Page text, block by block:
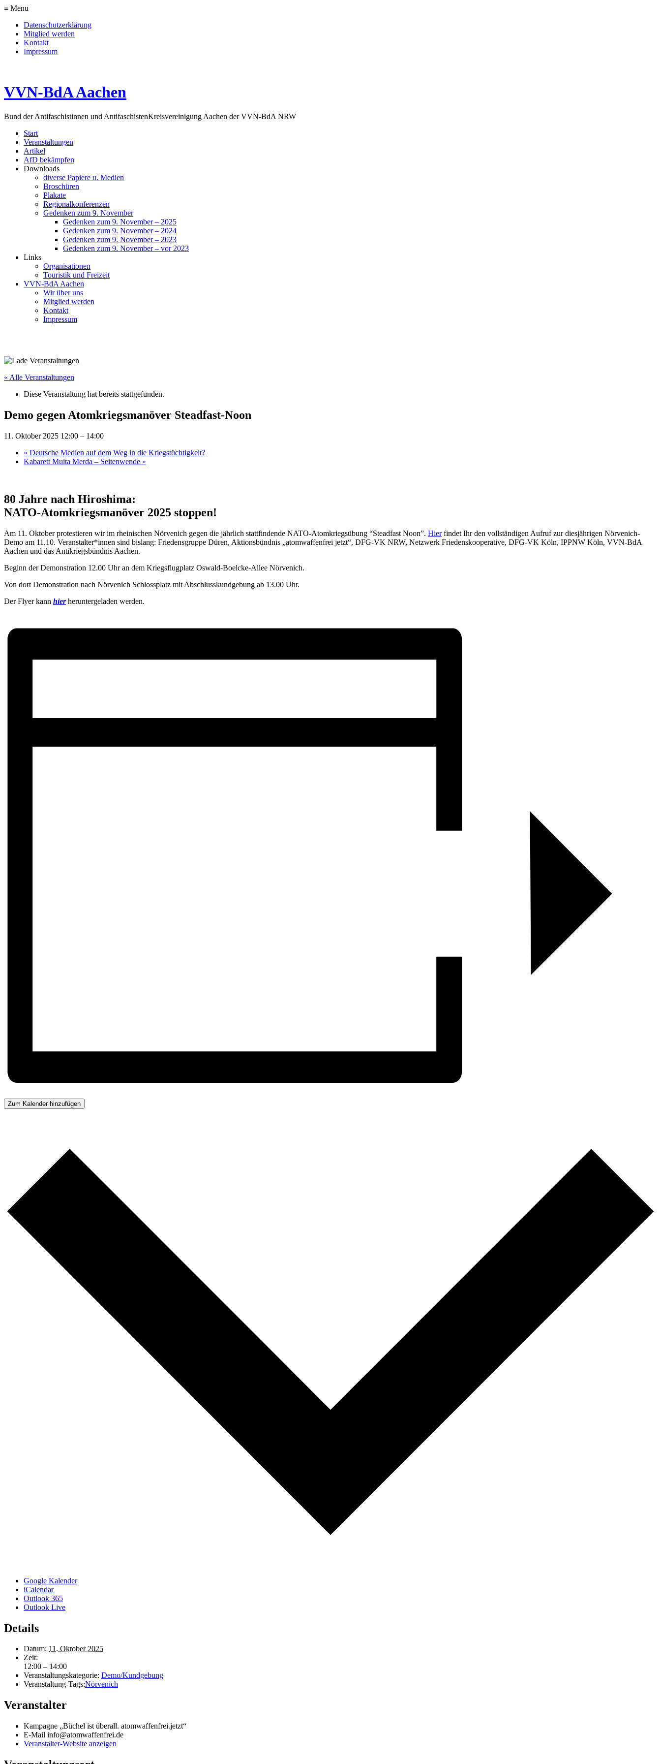
≡ Menu
Datenschutzerklärung
Mitglied werden
Kontakt
Impressum
VVN-BdA Aachen
Bund der Antifaschistinnen und AntifaschistenKreisvereinigung Aachen der VVN-BdA NRW
Start
Veranstaltungen
Artikel
AfD bekämpfen
Downloads
diverse Papiere u. Medien
Broschüren
Plakate
Regionalkonferenzen
Gedenken zum 9. November
Gedenken zum 9. November – 2025
Gedenken zum 9. November – 2024
Gedenken zum 9. November – 2023
Gedenken zum 9. November – vor 2023
Links
Organisationen
Touristik und Freizeit
VVN-BdA Aachen
Wir über uns
Mitglied werden
Kontakt
Impressum
« Alle Veranstaltungen
Diese Veranstaltung hat bereits stattgefunden.
Demo gegen Atomkriegsmanöver Steadfast-Noon
11. Oktober 2025 12:00 – 14:00
« Deutsche Medien auf dem Weg in die Kriegstüchtigkeit?
Kabarett Muita Merda – Seitenwende »
80 Jahre nach Hiroshima:
NATO-Atomkriegsmanöver 2025 stoppen!
Am 11. Oktober protestieren wir im rheinischen Nörvenich gegen die jährlich stattfindende NATO-Atomkriegsübung “Steadfast Noon”. Hierfindet Ihr den vollständigen Aufruf zur diesjährigen Nörvenich-
Demo am 11.10. Veranstalter*innen sind bislang: Friedensgruppe Düren, Aktionsbündnis „atomwaffenfrei jetzt“, DFG-VK NRW, Netzwerk Friedenskooperative, DFG-VK Köln, IPPNW Köln, VVN-BdA
Aachen und das Antikriegsbündnis Aachen.
Beginn der Demonstration 12.00 Uhr an dem Kriegsflugplatz Oswald-Boelcke-Allee Nörvenich.
Von dort Demonstration nach Nörvenich Schlossplatz mit Abschlusskundgebung ab 13.00 Uhr.
Der Flyer kann hierheruntergeladen werden.
Zum Kalender hinzufügen
Google Kalender
iCalendar
Outlook 365
Outlook Live
Details
Datum: 11. Oktober 2025
Zeit:
12:00 – 14:00
Veranstaltungskategorie: Demo/Kundgebung
Veranstaltung-Tags:Nörvenich
Veranstalter
Kampagne „Büchel ist überall. atomwaffenfrei.jetzt“
E-Mail info@atomwaffenfrei.de
Veranstalter-Website anzeigen